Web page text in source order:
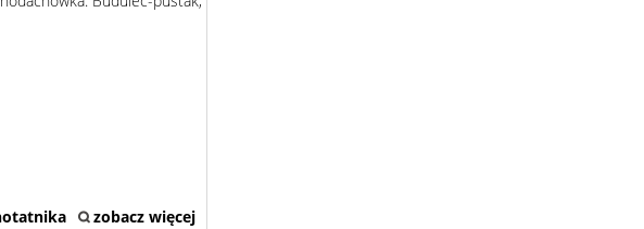
zobacz więcej